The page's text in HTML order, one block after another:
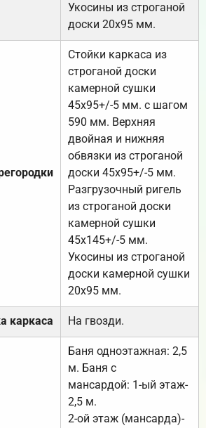
Укосины из строганой
доски 20х95 мм.
Стойки каркаса из
строганой доски
камерной сушки
45х95+/-5 мм. с шагом
590 мм. Верхняя
двойная и нижняя
обвязки из строганой
доски 45х95+/-5 мм.
Разгрузочный ригель
из строганой доски
камерной сушки
45х145+/-5 мм.
Укосины из строганой
доски камерной сушки
20х95 мм.
каркаса На гвозди.
Баня одноэтажная: 2,5
м. Баня с
мансардой: 1-ый этаж-
2,5 м.
2-ой этаж (мансарда)-